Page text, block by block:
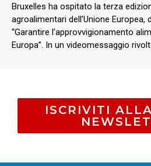
Bruxelles ha ospitato la terza
agroalimentari dell’Unione Europea,
“Garantire l’approvvigionamento
Europa”. In un videomessaggio
ISCRIVITI